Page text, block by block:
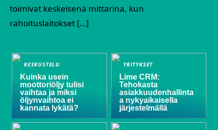
toimivat keskeisenä mittarina, kun
rahoituslaitokset […]
KESKUSTELU
Kuinka usein
moottoriöljy tulisi
vaihtaa ja miksi
öljynvaihtoa ei
kannata lykätä?
YRITYKSET
Lime CRM:
Tehokasta
asiakkuudenhallinta
a nykyaikaisella
järjestelmällä